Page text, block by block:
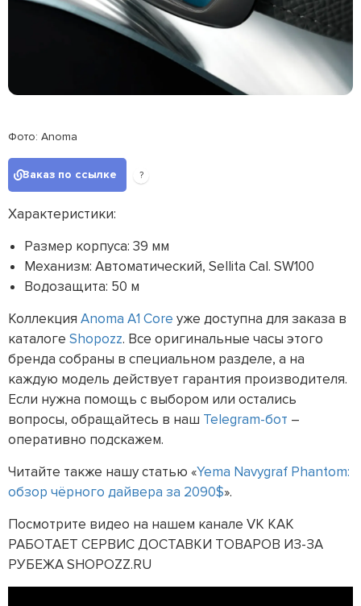
Фото: Anoma
Заказ по ссылке ?
Характеристики:
Размер корпуса: 39 мм
Механизм: Автоматический, Sellita Cal. SW100
Водозащита: 50 м
Коллекция Anoma A1 Core уже доступна для заказа в
каталоге Shopozz. Все оригинальные часы этого
бренда собраны в специальном разделе, а на
каждую модель действует гарантия производителя.
Если нужна помощь с выбором или остались
вопросы, обращайтесь в наш Telegram-бот –
оперативно подскажем.
Читайте также нашу статью «Yema Navygraf Phantom:
обзор чёрного дайвера за 2090$».
Посмотрите видео на нашем канале VK КАК
РАБОТАЕТ СЕРВИС ДОСТАВКИ ТОВАРОВ ИЗ-ЗА
РУБЕЖА SHOPOZZ.RU